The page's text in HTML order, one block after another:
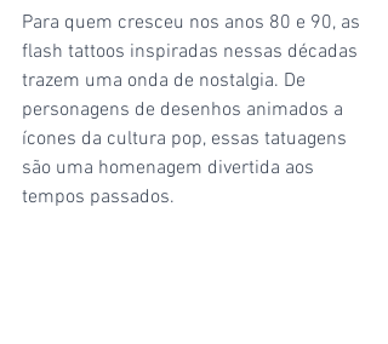
Para quem cresceu nos anos 80 e 90, as
flash tattoos inspiradas nessas décadas
trazem uma onda de nostalgia. De
personagens de desenhos animados a
ícones da cultura pop, essas tatuagens
são uma homenagem divertida aos
tempos passados.